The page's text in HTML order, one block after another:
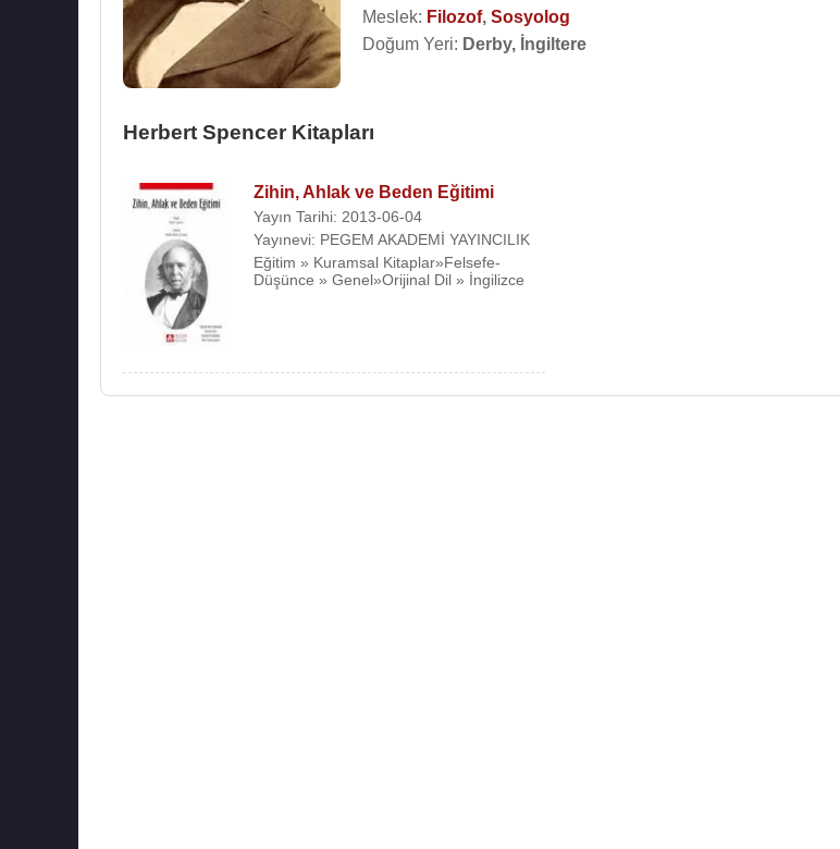
Meslek: Filozof, Sosyolog
Doğum Yeri: Derby, İngiltere
Herbert Spencer Kitapları
Zihin, Ahlak ve Beden Eğitimi
Yayın Tarihi: 2013-06-04
Yayınevi: PEGEM AKADEMİ YAYINCILIK
Eğitim » Kuramsal Kitaplar»Felsefe-
Düşünce » Genel»Orijinal Dil » İngilizce